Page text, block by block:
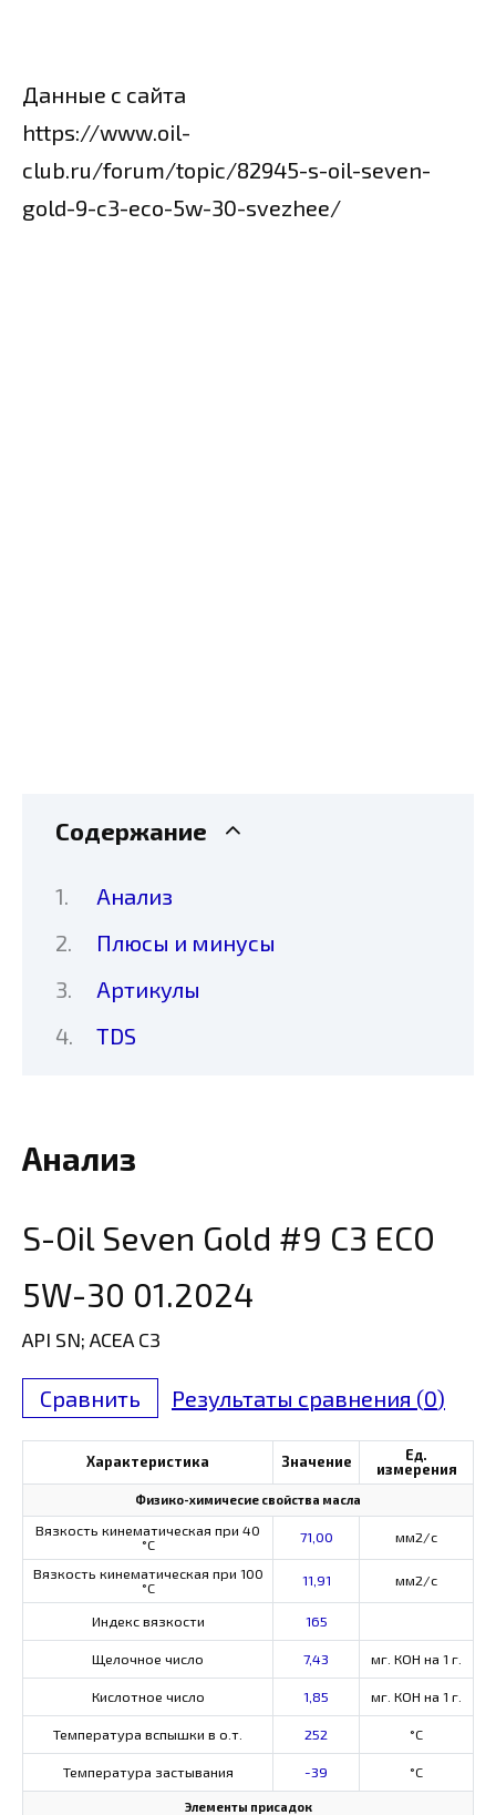
Данные с сайта
https://www.oil-
club.ru/forum/topic/82945-s-oil-seven-
gold-9-c3-eco-5w-30-svezhee/
Содержание
Анализ
Плюсы и минусы
Артикулы
TDS
Анализ
S-Oil Seven Gold #9 C3 ECO
5W-30 01.2024
API SN; ACEA C3
Сравнить Результаты сравнения (0)
Характеристика Значение
Ед.
измерения
Физико-химичесие свойства масла
Вязкость кинематическая при 40
°С
71,00 мм2/с
Вязкость кинематическая при 100
°С
11,91 мм2/с
Индекс вязкости 165
Щелочное число 7,43 мг. КОН на 1 г.
Кислотное число 1,85 мг. КОН на 1 г.
Температура вспышки в о.т. 252 °C
Температура застывания -39 °C
Элементы присадок